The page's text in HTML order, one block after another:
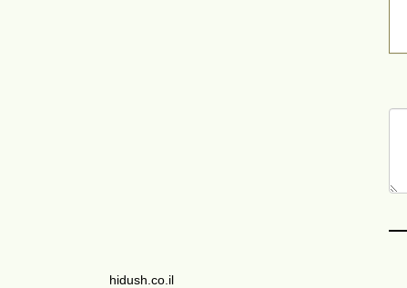
hidush.co.il